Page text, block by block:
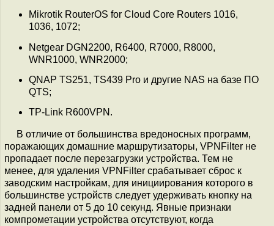
Mikrotik RouterOS for Cloud Core Routers 1016,
1036, 1072;
Netgear DGN2200, R6400, R7000, R8000,
WNR1000, WNR2000;
QNAP TS251, TS439 Pro и другие NAS на базе ПО
QTS;
TP-Link R600VPN.
В отличие от большинства вредоносных программ,
поражающих домашние маршрутизаторы, VPNFilter не
пропадает после перезагрузки устройства. Тем не
менее, для удаления VPNFilter срабатывает сброс к
заводским настройкам, для инициирования которого в
большинстве устройств следует удерживать кнопку на
задней панели от 5 до 10 секунд. Явные признаки
компрометации устройства отсутствуют, когда